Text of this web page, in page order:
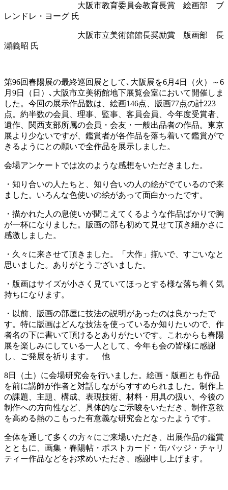
大阪市教育委員会教育長賞 絵画部 ブ
レンドレ・ヨーグ 氏
大阪市立美術館館長奨励賞 版画部 長
瀬義昭 氏
第96回春陽展の最終巡回展として､大阪展を6月4日（火）～6
月9日（日）､大阪市立美術館地下展覧会室において開催しま
した。今回の展示作品数は、絵画146点、版画77点の計223
点。約半数の会員、理事、監事、客員会員、今年度受賞者、
遺作、関西支部所属の会員・会友・一般出品者の作品。東京
展より少ないですが、鑑賞者が各作品を落ち着いて鑑賞がで
きるようにとの願いで全作品を展示しました。
会場アンケートでは次のような感想をいただきました。
・知り合いの人たちと、知り合いの人の絵がでているので来
ました。いろんな色使いの絵があって面白かったです。
・描かれた人の息使いが聞こえてくるような作品ばかりで胸
が一杯になりました。版画の部も初めて見せて頂き細かさに
感激しました。
・久々に来させて頂きました。「大作」揃いで、すごいなと
思いました。ありがとうございました。
・版画はサイズが小さく見ていてほっとする様な落ち着く気
持ちになります。
・以前、版画の部屋に技法の説明があったのは良かったで
す。特に版画はどんな技法を使っているか知りたいので、作
者名の下に書いて頂けるとありがたいです。これからも春陽
展を楽しみにしている一人として、今年も会の皆様に感謝
し、ご発展を祈ります。 他
8日（土）に会場研究会を行いました。絵画・版画とも作品
を前に講師が作者と対話しながらすすめられました。制作上
の課題、主題、構成、表現技術、材料・用具の扱い、今後の
制作への方向性など、具体的なご示唆をいただき、制作意欲
を高める熱のこもった有意義な研究会となったようです。
全体を通して多くの方々にご来場いただき、出展作品の鑑賞
とともに、画集・春陽帖・ポストカード・缶バッジ・チャリ
ティー作品などをお求めいただき、感謝申し上げます。